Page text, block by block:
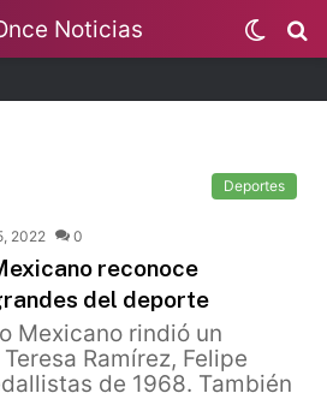
Switch
skin
Deportes
2022 0
reconoce
del deporte
Mexicano rindió un
Ramírez, Felipe
de 1968. También